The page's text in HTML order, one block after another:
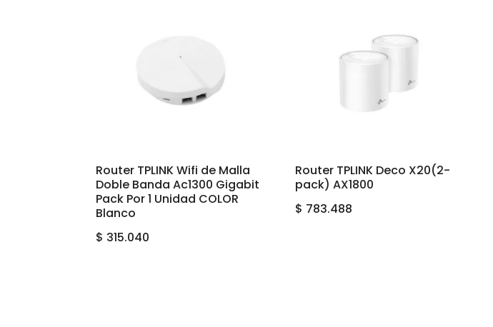
Router TPLINK Wifi de Malla
Doble Banda Ac1300 Gigabit
Pack Por 1 Unidad COLOR
Blanco
$ 315.040
Router TPLINK Deco X20(2-
pack) AX1800
$ 783.488